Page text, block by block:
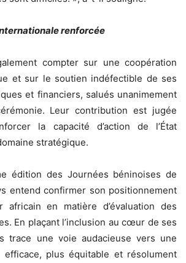
renforcée
compter sur une coopération
et sur le soutien indéfectible de ses
et financiers, salués unanimement
Leur contribution est jugée
la capacité d’action de l’État
stratégique.
édition des Journées béninoises de
entend confirmer son positionnement
africain en matière d’évaluation des
En plaçant l’inclusion au cœur de ses
trace une voie audacieuse vers une
efficace, plus équitable et résolument